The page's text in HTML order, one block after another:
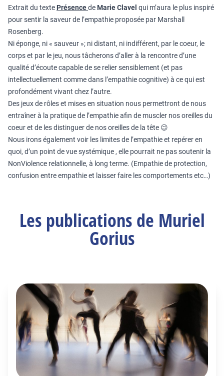
Extrait du texte Présencede Marie Clavel qui m’aura le plus inspiré
pour sentir la saveur de l’empathie proposée par Marshall
Rosenberg.
Ni éponge, ni « sauveur »; ni distant, ni indifférent, par le coeur, le
corps et par le jeu, nous tâcherons d’aller à la rencontre d’une
qualité d’écoute capable de se relier sensiblement (et pas
intellectuellement comme dans l’empathie cognitive) à ce qui est
profondément vivant chez l’autre.
Des jeux de rôles et mises en situation nous permettront de nous
entraîner à la pratique de l’empathie afin de muscler nos oreilles du
coeur et de les distinguer de nos oreilles de la tête 😉
Nous irons également voir les limites de l’empathie et repérer en
quoi, d’un point de vue systémique , elle pourrait ne pas soutenir la
NonViolence relationnelle, à long terme. (Empathie de protection,
confusion entre empathie et laisser faire les comportements etc…)
Les publications de Muriel
Gorius